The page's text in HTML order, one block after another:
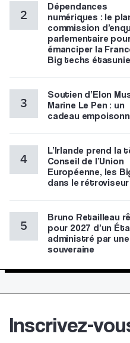
Dépendances
numériques : le
commission
parlementaire
émanciper la
Big techs
Soutien d’Elon
Marine Le Pen : un
cadeau
L’Irlande prend la
Conseil de l’Union
Européenne, les
dans le rétroviseur
Bruno Retailleau
pour 2027 d’un
administré par une
souveraine
Inscrivez-